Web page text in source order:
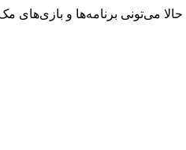
حالا می‌تونی برنامه‌ها و بازی‌های